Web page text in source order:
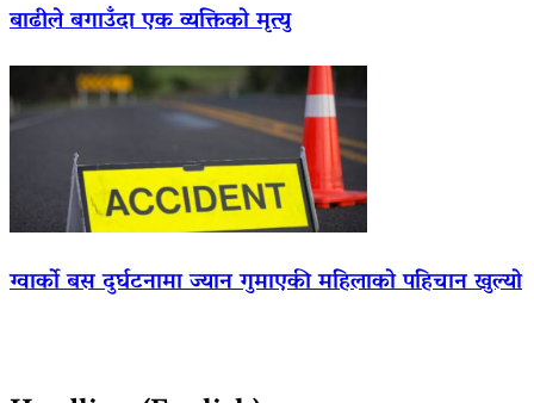
बाढीले बगाउँदा एक व्यक्तिको मृत्यु
ग्वार्को बस दुर्घटनामा ज्यान गुमाएकी महिलाको पहिचान खुल्यो